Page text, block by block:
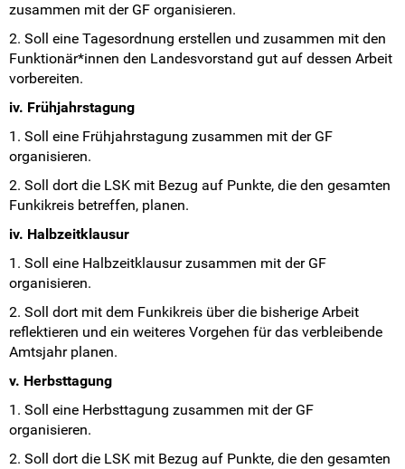
zusammen mit der GF organisieren.
2. Soll eine Tagesordnung erstellen und zusammen mit den
Funktionär*innen den Landesvorstand gut auf dessen Arbeit
vorbereiten.
iv. Frühjahrstagung
1. Soll eine Frühjahrstagung zusammen mit der GF
organisieren.
2. Soll dort die LSK mit Bezug auf Punkte, die den gesamten
Funkikreis betreffen, planen.
iv. Halbzeitklausur
1. Soll eine Halbzeitklausur zusammen mit der GF
organisieren.
2. Soll dort mit dem Funkikreis über die bisherige Arbeit
reflektieren und ein weiteres Vorgehen für das verbleibende
Amtsjahr planen.
v. Herbsttagung
1. Soll eine Herbsttagung zusammen mit der GF
organisieren.
2. Soll dort die LSK mit Bezug auf Punkte, die den gesamten